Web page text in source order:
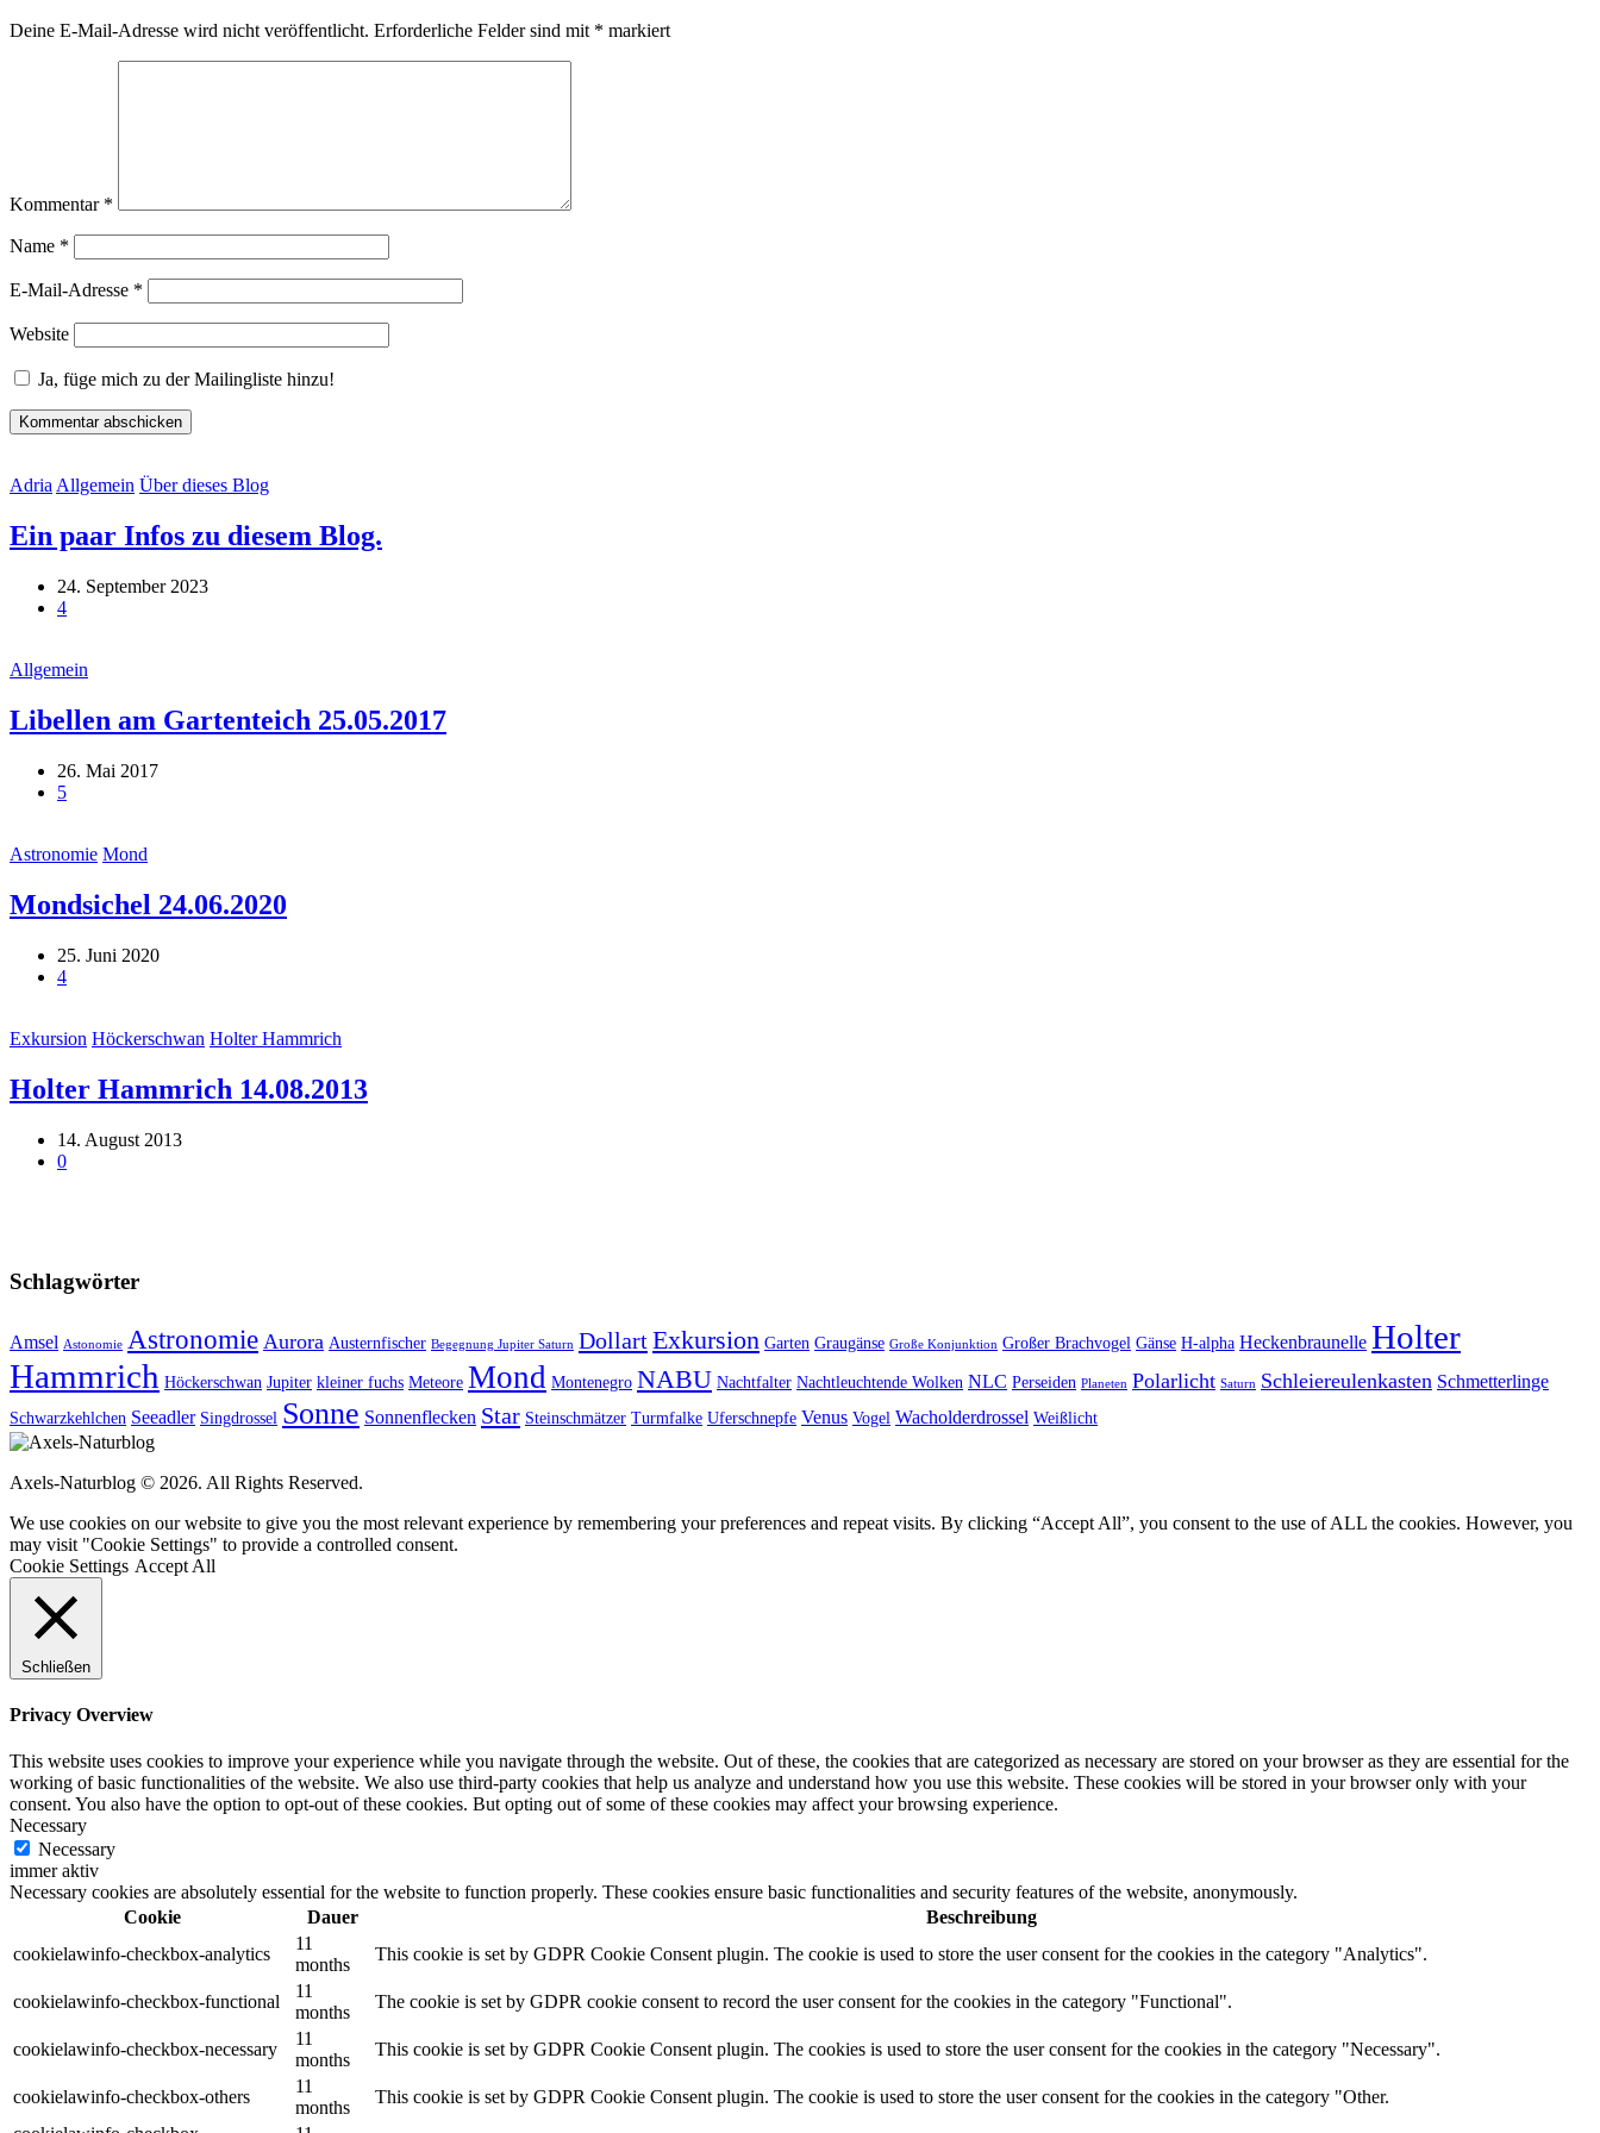
Deine E-Mail-Adresse wird nicht veröffentlicht. Erforderliche Felder sind mit * markiert
Kommentar *
Name *
E-Mail-Adresse *
Website
Ja, füge mich zu der Mailingliste hinzu!
Adria Allgemein Über dieses Blog
Ein paar Infos zu diesem Blog.
24. September 2023
4
Allgemein
Libellen am Gartenteich 25.05.2017
26. Mai 2017
5
Astronomie Mond
Mondsichel 24.06.2020
25. Juni 2020
4
Exkursion Höckerschwan Holter Hammrich
Holter Hammrich 14.08.2013
14. August 2013
0
Schlagwörter
Amsel Astonomie Astronomie Aurora Austernfischer Begegnung Jupiter Saturn DollartExkursion Garten Graugänse Große Konjunktion Großer Brachvogel Gänse H-alpha Heckenbraunelle Holter
Hammrich Höckerschwan Jupiter kleiner fuchs Meteore Mond Montenegro NABU Nachtfalter Nachtleuchtende Wolken NLC Perseiden Planeten Polarlicht Saturn Schleiereulenkasten Schmetterlinge
Schwarzkehlchen Seeadler Singdrossel Sonne Sonnenflecken Star Steinschmätzer Turmfalke Uferschnepfe Venus Vogel Wacholderdrossel Weißlicht
Axels-Naturblog © 2026. All Rights Reserved.
We use cookies on our website to give you the most relevant experience by remembering your preferences and repeat visits. By clicking “Accept All”, you consent to the use of ALL the cookies. However, you
may visit "Cookie Settings" to provide a controlled consent.
Cookie Settings Accept All
Schließen
Privacy Overview
This website uses cookies to improve your experience while you navigate through the website. Out of these, the cookies that are categorized as necessary are stored on your browser as they are essential for the
working of basic functionalities of the website. We also use third-party cookies that help us analyze and understand how you use this website. These cookies will be stored in your browser only with your
consent. You also have the option to opt-out of these cookies. But opting out of some of these cookies may affect your browsing experience.
Necessary
Necessary
immer aktiv
Necessary cookies are absolutely essential for the website to function properly. These cookies ensure basic functionalities and security features of the website, anonymously.
Cookie
Dauer
Beschreibung
cookielawinfo-checkbox-analytics
11
months
This cookie is set by GDPR Cookie Consent plugin. The cookie is used to store the user consent for the cookies in the category "Analytics".
cookielawinfo-checkbox-functional
11
months
The cookie is set by GDPR cookie consent to record the user consent for the cookies in the category "Functional".
cookielawinfo-checkbox-necessary
11
months
This cookie is set by GDPR Cookie Consent plugin. The cookies is used to store the user consent for the cookies in the category "Necessary".
cookielawinfo-checkbox-others
11
months
This cookie is set by GDPR Cookie Consent plugin. The cookie is used to store the user consent for the cookies in the category "Other.